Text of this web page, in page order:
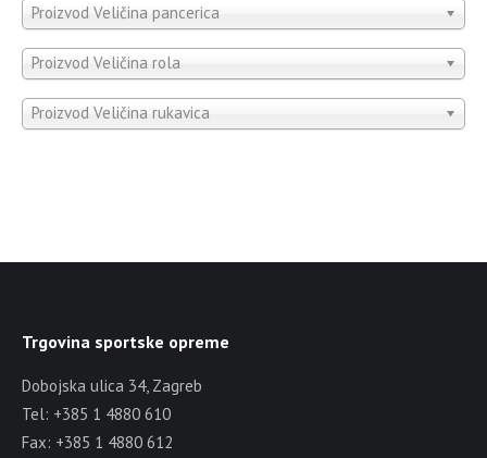
Proizvod Veličina pancerica
Proizvod Veličina rola
Proizvod Veličina rukavica
Trgovina sportske opreme
Dobojska ulica 34, Zagreb
Tel: +385 1 4880 610
Fax: +385 1 4880 612